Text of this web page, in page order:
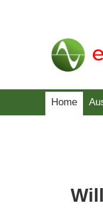
Home